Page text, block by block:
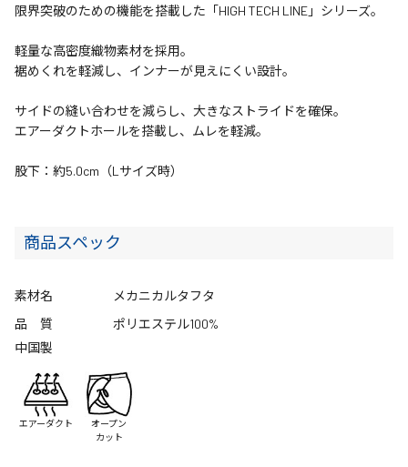
限界突破のための機能を搭載した「HIGH TECH LINE」シリーズ。
軽量な高密度織物素材を採用。
裾めくれを軽減し、インナーが見えにくい設計。
サイドの縫い合わせを減らし、大きなストライドを確保。
エアーダクトホールを搭載し、ムレを軽減。
股下：約5.0cm（Lサイズ時）
商品スペック
素材名
メカニカルタフタ
品 質
ポリエステル100%
中国製
エアーダクト
オープン
カット